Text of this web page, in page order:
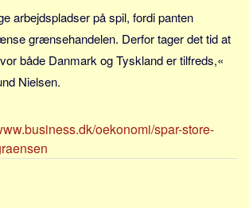
arbejdspladser på spil, fordi panten
grænsehandelen. Derfor tager det tid at
både Danmark og Tyskland er tilfreds,«
Nielsen.
oekonomi/spar-store-